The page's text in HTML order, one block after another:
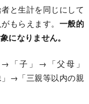
と生計を同じにして
もらえます。 一般的
になりません。
「子」→「父母」
→「三親等以内の親